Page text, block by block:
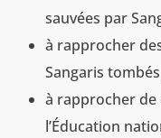
sauvées par
à rapprocher
Sangaris
à rapprocher
l’Éducation